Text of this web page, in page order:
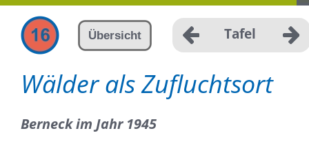
Tafel
Übersicht
Wälder als Zufluchtsort
Berneck im Jahr 1945